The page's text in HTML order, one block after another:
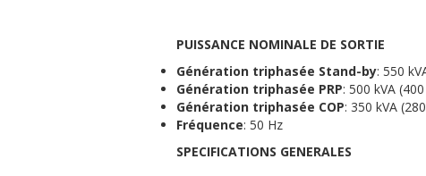
PUISSANCE NOMINALE DE SORTIE
Génération triphasée Stand-by: 550
Génération triphasée PRP: 500 kVA
Génération triphasée COP: 350 kVA
Fréquence: 50 Hz
SPECIFICATIONS GENERALES